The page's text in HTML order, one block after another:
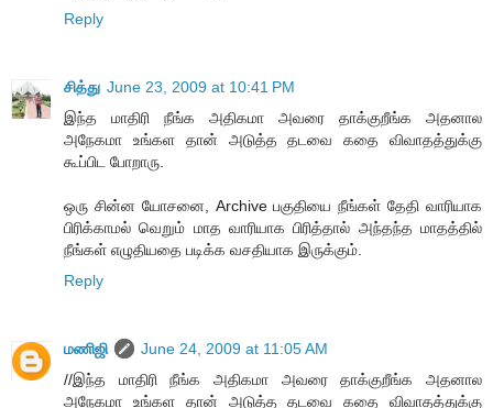
Reply
சித்து June 23, 2009 at 10:41 PM
இந்த மாதிரி நீங்க அதிகமா அவரை தாக்குறீங்க அதனால
அநேகமா உங்கள தான் அடுத்த தடவை கதை விவாதத்துக்கு
கூப்பிட போறாரு.
ஒரு சின்ன யோசனை, Archive பகுதியை நீங்கள் தேதி வாரியாக
பிரிக்காமல் வெறும் மாத வாரியாக பிரித்தால் அந்தந்த மாதத்தில்
நீங்கள் எழுதியதை படிக்க வசதியாக இருக்கும்.
Reply
மணிஜி
June 24, 2009 at 11:05 AM
//இந்த மாதிரி நீங்க அதிகமா அவரை தாக்குறீங்க அதனால
அநேகமா உங்கள தான் அடுத்த தடவை கதை விவாதத்துக்கு